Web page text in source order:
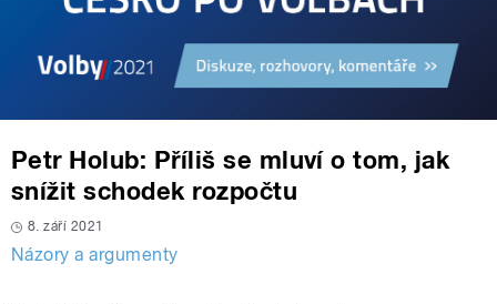
Petr Holub: Příliš se mluví o tom, jak
snížit schodek rozpočtu
8. září 2021
Názory a argumenty